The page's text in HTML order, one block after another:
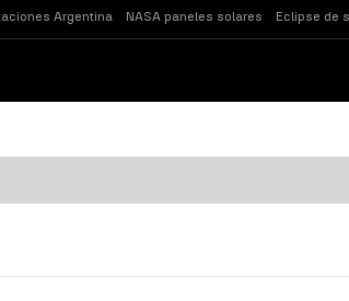
Argentina NASA paneles solares Eclipse de